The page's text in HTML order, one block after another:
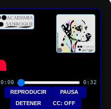
QUÍMICA,
FÓRMULAS
EMPÍRICAS
MOLECULARES
0:00 0:32
REPRODUCIR
PAUSA
DETENER
CC: OFF